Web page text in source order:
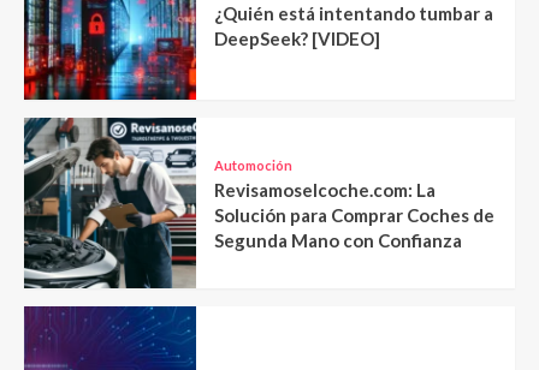
¿Quién está intentando tumbar a
DeepSeek? [VIDEO]
Automoción
Revisamoselcoche.com: La
Solución para Comprar Coches de
Segunda Mano con Confianza